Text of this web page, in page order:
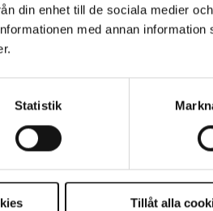
din enhet till de sociala medier
med annan information
Statistik
Tillåt alla